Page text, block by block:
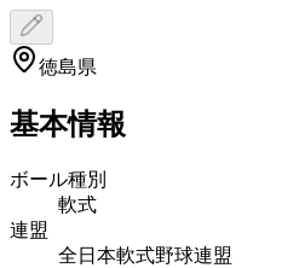
徳島県
基本情報
ボール種別
軟式
連盟
全日本軟式野球連盟